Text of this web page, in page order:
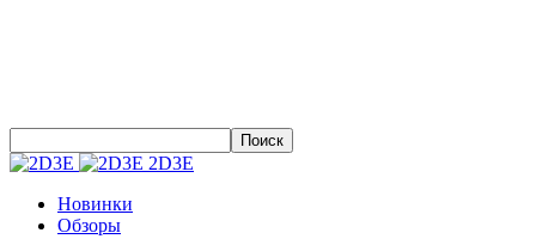
2D3E
Новинки
Обзоры